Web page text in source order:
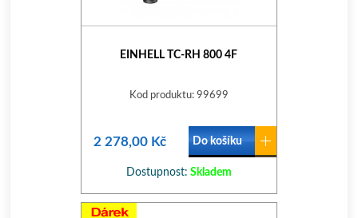
EINHELL TC-RH 800 4F
Kod produktu: 99699
2 278,00 Kč Do košíku
Dostupnost: Skladem